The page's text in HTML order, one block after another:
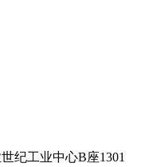
纪工业中心B座1301